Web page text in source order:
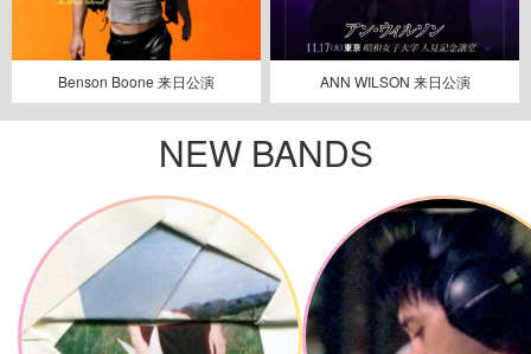
Benson Boone 来日公演 ANN WILSON 来日公演
NEW BANDS